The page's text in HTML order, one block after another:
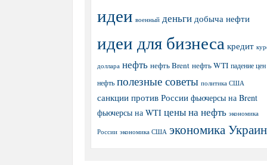
идеи военный деньги добыча нефти
идеи для бизнеса кредит
доллара нефть нефть Brent нефть WTI падение
нефть полезные советы политика США
санкции против России фьючерсы на Brent
фьючерсы на WTI цены на нефть экономика
России экономика США экономика